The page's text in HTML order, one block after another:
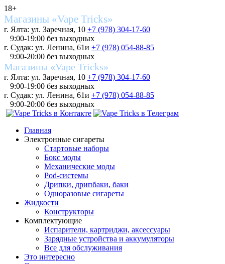
18+
Магазины «Vape Tricks»
г. Ялта: ул. Заречная, 10 +7 (978) 304-17-60
9:00-19:00 без выходных
г. Судак: ул. Ленина, 61и +7 (978) 054-88-85
9:00-20:00 без выходных
Магазины «Vape Tricks»
г. Ялта: ул. Заречная, 10 +7 (978) 304-17-60
9:00-19:00 без выходных
г. Судак: ул. Ленина, 61и +7 (978) 054-88-85
9:00-20:00 без выходных
Главная
Электронные сигареты
Стартовые наборы
Бокс моды
Механические моды
Pod-системы
Дрипки, дрипбаки, баки
Одноразовые сигареты
Жидкости
Конструкторы
Комплектующие
Испарители, картриджи, аксессуары
Зарядные устройства и аккумуляторы
Все для обслуживания
Это интересно